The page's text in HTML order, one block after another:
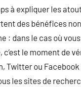
à expliquer les
des bénéfices
: dans le cas où vous
le moment de
Twitter ou
les sites de